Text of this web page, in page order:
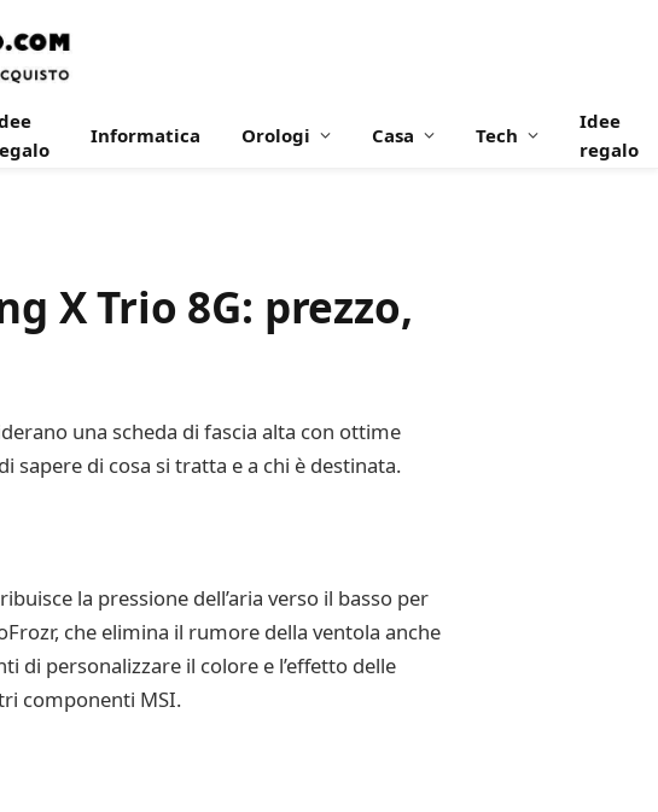
Informatica Orologi Casa Tech
Idee
regalo
X Trio 8G: prezzo,
una scheda di fascia alta con ottime
sapere di cosa si tratta e a chi è destinata.
la pressione dell’aria verso il basso per
che elimina il rumore della ventola anche
di personalizzare il colore e l’effetto delle
componenti MSI.